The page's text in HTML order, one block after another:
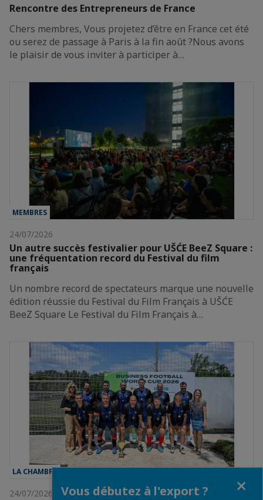
Rencontre des Entrepreneurs de France
Chers membres, Vous projetez d’être en France cet été
ou serez de passage à Paris à la fin août ?Nous avons
le plaisir de vous inviter à participer à…
MEMBRES
24/07/2026
Un autre succès festivalier pour UŠĆE BeeZ Square :
une fréquentation record du Festival du film
français
Un nombre record de spectateurs marque une nouvelle
édition réussie du Festival du Film Français à UŠĆE
BeeZ Square Le Festival du Film Français à…
LA CHAMBRE
24/07/2026 Vous débutez à l'export ?